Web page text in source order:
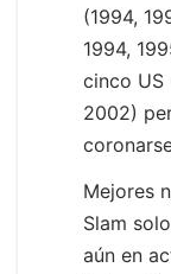
(1994,
1994,
cinco US
2002)
Mejores
Slam
aún en